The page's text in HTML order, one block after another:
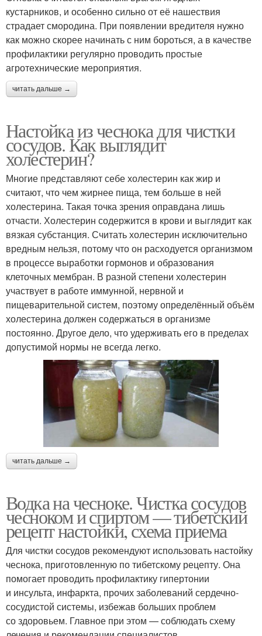
кустарников, и особенно сильно от её нашествия
страдает смородина. При появлении вредителя нужно
как можно скорее начинать с ним бороться, а в качестве
профилактики регулярно проводить простые
агротехнические мероприятия.
читать дальше →
Настойка из чеснока для чистки
сосудов. Как выглядит
холестерин?
Многие представляют себе холестерин как жир и
считают, что чем жирнее пища, тем больше в ней
холестерина. Такая точка зрения оправдана лишь
отчасти. Холестерин содержится в крови и выглядит как
вязкая субстанция. Считать холестерин исключительно
вредным нельзя, потому что он расходуется организмом
в процессе выработки гормонов и образования
клеточных мембран. В разной степени холестерин
участвует в работе иммунной, нервной и
пищеварительной систем, поэтому определённый объём
холестерина должен содержаться в организме
постоянно. Другое дело, что удерживать его в пределах
допустимой нормы не всегда легко.
читать дальше →
Водка на чесноке. Чистка сосудов
чесноком и спиртом — тибетский
рецепт настойки, схема приема
Для чистки сосудов рекомендуют использовать настойку
чеснока, приготовленную по тибетскому рецепту. Она
помогает проводить профилактику гипертонии
и инсульта, инфаркта, прочих заболеваний сердечно-
сосудистой системы, избежав больших проблем
со здоровьем. Главное при этом — соблюдать схему